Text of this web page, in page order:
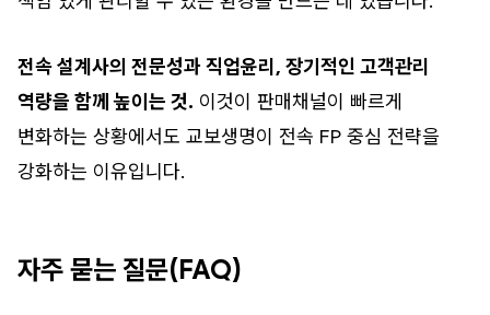
전속 설계사의 전문성과 직업윤리, 장기적인 고객관리
역량을 함께 높이는 것. 이것이 판매채널이 빠르게
변화하는 상황에서도 교보생명이 전속 FP 중심 전략을
강화하는 이유입니다.
자주 묻는 질문(FAQ)